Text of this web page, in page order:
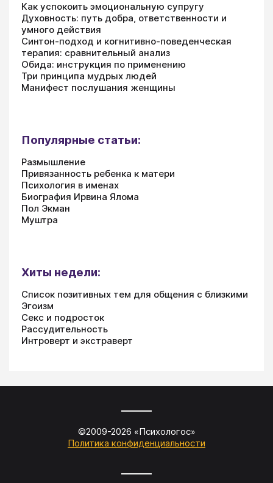
Как успокоить эмоциональную супругу
Духовность: путь добра, ответственности и
умного действия
Синтон-подход и когнитивно-поведенческая
терапия: сравнительный анализ
Обида: инструкция по применению
Три принципа мудрых людей
Манифест послушания женщины
Популярные статьи:
Размышление
Привязанность ребенка к матери
Психология в именах
Биография Ирвина Ялома
Пол Экман
Муштра
Хиты недели:
Список позитивных тем для общения с близкими
Эгоизм
Секс и подросток
Рассудительность
Интроверт и экстраверт
©2009-2026 «Психологос»
Политика конфиденциальности